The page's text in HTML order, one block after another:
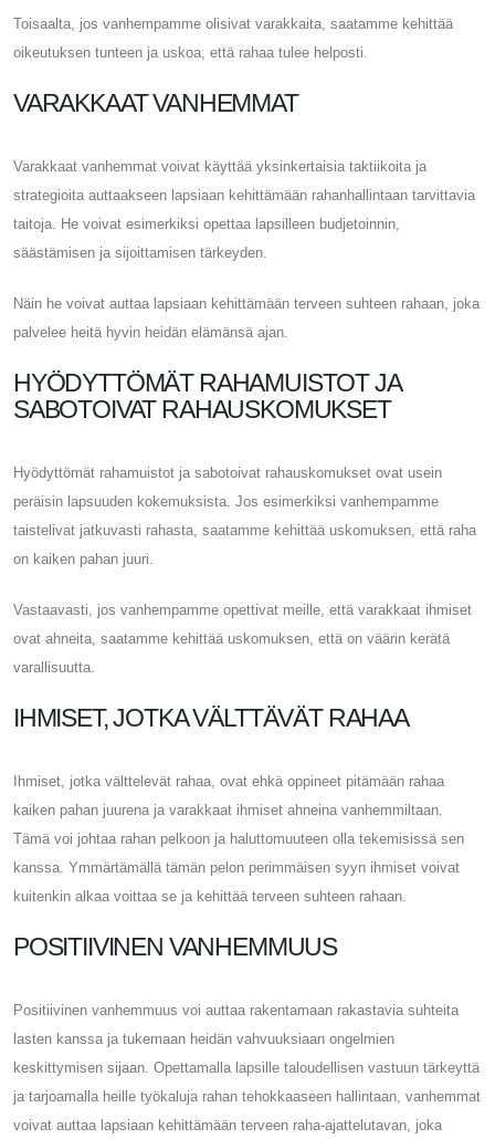
Toisaalta, jos vanhempamme olisivat varakkaita, saatamme kehittää
oikeutuksen tunteen ja uskoa, että rahaa tulee helposti.
VARAKKAAT VANHEMMAT
Varakkaat vanhemmat voivat käyttää yksinkertaisia ​​taktiikoita ja
strategioita auttaakseen lapsiaan kehittämään rahanhallintaan tarvittavia
taitoja. He voivat esimerkiksi opettaa lapsilleen budjetoinnin,
säästämisen ja sijoittamisen tärkeyden.
Näin he voivat auttaa lapsiaan kehittämään terveen suhteen rahaan, joka
palvelee heitä hyvin heidän elämänsä ajan.
HYÖDYTTÖMÄT RAHAMUISTOT JA
SABOTOIVAT RAHAUSKOMUKSET
Hyödyttömät rahamuistot ja sabotoivat rahauskomukset ovat usein
peräisin lapsuuden kokemuksista. Jos esimerkiksi vanhempamme
taistelivat jatkuvasti rahasta, saatamme kehittää uskomuksen, että raha
on kaiken pahan juuri.
Vastaavasti, jos vanhempamme opettivat meille, että varakkaat ihmiset
ovat ahneita, saatamme kehittää uskomuksen, että on väärin kerätä
varallisuutta.
IHMISET, JOTKA VÄLTTÄVÄT RAHAA
Ihmiset, jotka välttelevät rahaa, ovat ehkä oppineet pitämään rahaa
kaiken pahan juurena ja varakkaat ihmiset ahneina vanhemmiltaan.
Tämä voi johtaa rahan pelkoon ja haluttomuuteen olla tekemisissä sen
kanssa. Ymmärtämällä tämän pelon perimmäisen syyn ihmiset voivat
kuitenkin alkaa voittaa se ja kehittää terveen suhteen rahaan.
POSITIIVINEN VANHEMMUUS
Positiivinen vanhemmuus voi auttaa rakentamaan rakastavia suhteita
lasten kanssa ja tukemaan heidän vahvuuksiaan ongelmien
keskittymisen sijaan. Opettamalla lapsille taloudellisen vastuun tärkeyttä
ja tarjoamalla heille työkaluja rahan tehokkaaseen hallintaan, vanhemmat
voivat auttaa lapsiaan kehittämään terveen raha-ajattelutavan, joka